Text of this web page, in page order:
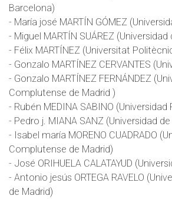
Barcelona)
- María josé MARTÍN GÓMEZ
- Miguel MARTÍN SUÁREZ (Universidad
- Félix MARTÍNEZ (Universitat
- Gonzalo MARTÍNEZ CERVANTES
- Gonzalo MARTÍNEZ FERNÁNDEZ
Complutense de Madrid )
- Rubén MEDINA SABINO
- Pedro j. MIANA SANZ (Universidad
- Isabel maría MORENO CUADRADO
Complutense de Madrid)
- José ORIHUELA CALATAYUD
- Antonio jesús ORTEGA RAVELO
de Madrid)